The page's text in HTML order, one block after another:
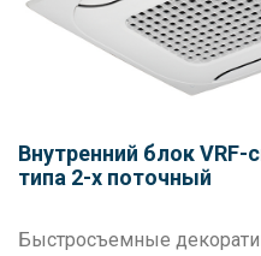
Внутренний блок VRF-
типа 2-х поточный
Быстросъемные